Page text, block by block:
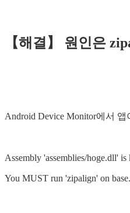
【해결】 원인은
Android Device Monitor에서
Assembly 'assemblies/hoge.dll' is
You MUST run 'zipalign' on